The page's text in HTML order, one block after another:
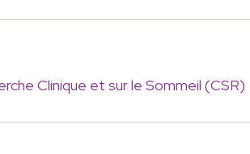
Clinique et sur le Sommeil (CSR)